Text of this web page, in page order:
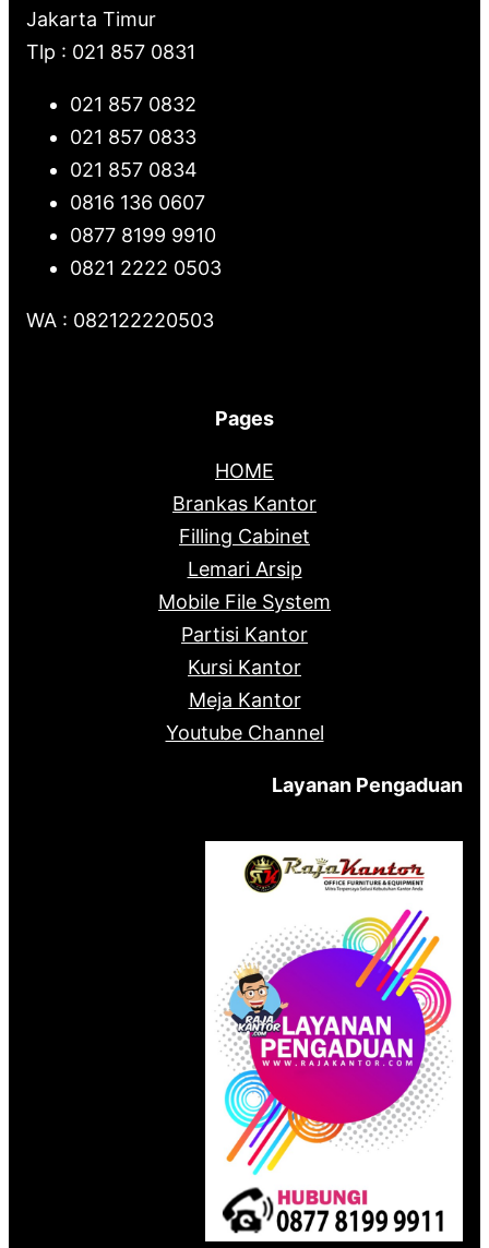
Jakarta Timur
Tlp : 021 857 0831
021 857 0832
021 857 0833
021 857 0834
0816 136 0607
0877 8199 9910
0821 2222 0503
WA : 082122220503
Pages
HOME
Brankas Kantor
Filling Cabinet
Lemari Arsip
Mobile File System
Partisi Kantor
Kursi Kantor
Meja Kantor
Youtube Channel
Layanan Pengaduan